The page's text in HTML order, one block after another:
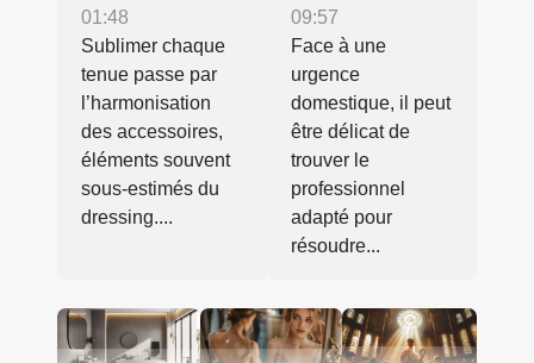
01:48
Sublimer chaque
tenue passe par
l’harmonisation
des accessoires,
éléments souvent
sous-estimés du
dressing....
09:57
Face à une
urgence
domestique, il peut
être délicat de
trouver le
professionnel
adapté pour
résoudre...